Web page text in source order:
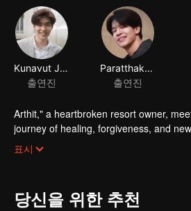
Kunavut Jirattikorn
출연진
Paratthakorn Duangsawang
출연진
Arthit," a heartbroken resort owner,
journey of healing, forgiveness, and
start.
표시
당신을 위한 추천